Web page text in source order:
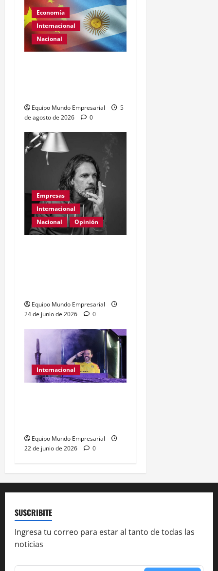
Economía
Internacional
Nacional
Equipo Mundo Empresarial
5
de agosto de 2026
0
Empresas
Internacional
Nacional
Opinión
Equipo Mundo Empresarial
24 de junio de 2026
0
Internacional
Equipo Mundo Empresarial
22 de junio de 2026
0
SUSCRIBITE
Ingresa tu correo para estar al tanto de todas las
noticias